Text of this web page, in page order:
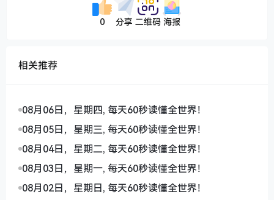
0 分享 二维码 海报
相关推荐
08月06日，星期四, 每天60秒读懂全世界！
08月05日，星期三, 每天60秒读懂全世界！
08月04日，星期二, 每天60秒读懂全世界！
08月03日，星期一, 每天60秒读懂全世界！
08月02日，星期日, 每天60秒读懂全世界！